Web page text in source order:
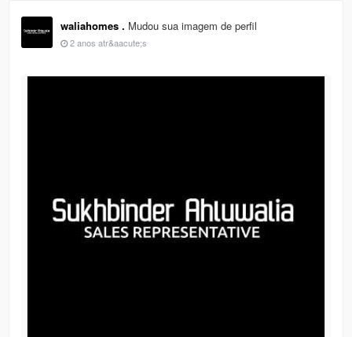
waliahomes . Mudou sua imagem de perfil
2 anos atr&aacute;s